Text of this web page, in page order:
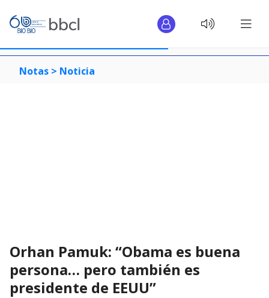
Notas > Noticia
Orhan Pamuk: “Obama es buena
persona… pero también es
presidente de EEUU”